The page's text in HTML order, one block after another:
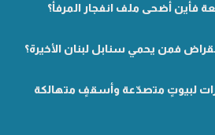
أضحى ملف انفجار المرفأ؟
فمن يحمي سنابل لبنان الأخيرة؟
لبيوتٍ متصدّعة وأسقفٍ متهالكة